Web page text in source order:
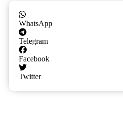
WhatsApp
Telegram
Facebook
Twitter